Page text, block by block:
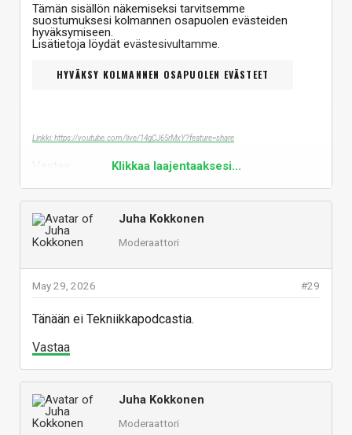
Tämän sisällön näkemiseksi tarvitsemme
suostumuksesi kolmannen osapuolen evästeiden
hyväksymiseen.
Lisätietoja löydät evästesivultamme
HYVÄKSY KOLMANNEN OSAPUOLEN EVÄSTEET
Linkki: https://youtube.com/live/14gCJ65rMxY?feature=share
Klikkaa laajentaaksesi...
Juha Kokkonen
Moderaattori
#29
May 29, 2026
Tänään ei Tekniikkapodcastia.
Vastaa
Juha Kokkonen
Moderaattori